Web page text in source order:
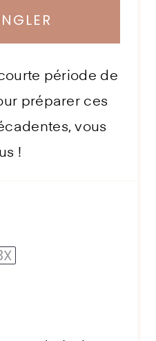
période de
préparer ces
vous
!